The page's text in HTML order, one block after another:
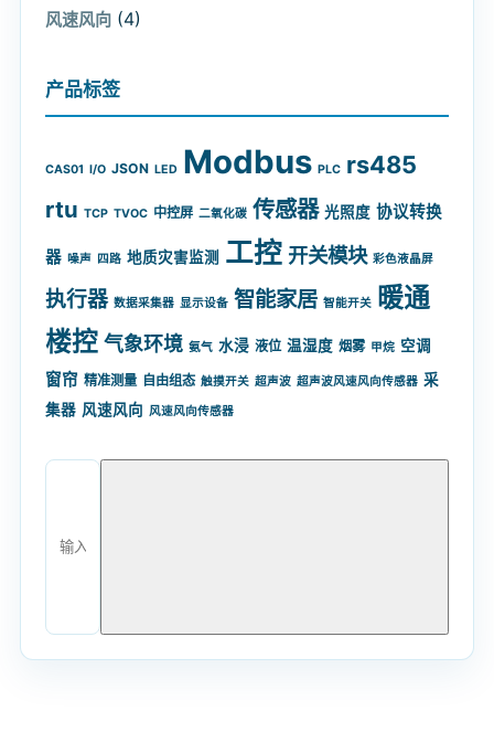
风速风向 (4)
产品标签
CAS01 I/O JSON LED Modbus PLC rs485
rtu TCP TVOC 中控屏 二氧化碳 传感器 光照度 协议转换
器 噪声 四路 地质灾害监测 工控 开关模块 彩色液晶屏
执行器 数据采集器 显示设备 智能家居 智能开关 暖通
楼控 气象环境 氨气 水浸 液位 温湿度 烟雾 甲烷 空调
窗帘 精准测量 自由组态 触摸开关 超声波 超声波风速风向传感器 采
集器 风速风向 风速风向传感器